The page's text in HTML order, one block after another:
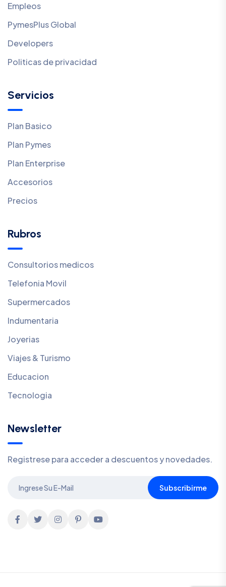
Empleos
PymesPlus Global
Developers
Politicas de privacidad
Servicios
Plan Basico
Plan Pymes
Plan Enterprise
Accesorios
Precios
Rubros
Consultorios medicos
Telefonia Movil
Supermercados
Indumentaria
Joyerias
Viajes & Turismo
Educacion
Tecnologia
Newsletter
Registrese para acceder a descuentos y novedades.
Subscribirme